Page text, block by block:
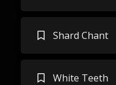
Shard Chant
White Teeth